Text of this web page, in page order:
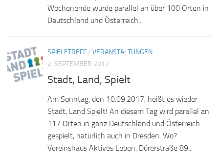
Wochenende wurde parallel an über 100 Orten in
Deutschland und Österreich...
SPIELETREFF/ VERANSTALTUNGEN
2. SEPTEMBER 2017
Stadt, Land, Spielt
Am Sonntag, den 10.09.2017, heißt es wieder
Stadt, Land Spielt! An diesem Tag wird parallel an
117 Orten in ganz Deutschland und Österreich
gespielt, natürlich auch in Dresden. Wo?
Vereinshaus Aktives Leben, Dürerstraße 89...